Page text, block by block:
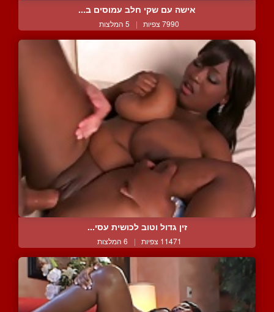
אישה עם שקי חלב עמוסים ב...
7990 צפיות | 5 המלצות
זין גדול וטוב לכושית עסי...
11471 צפיות | 6 המלצות